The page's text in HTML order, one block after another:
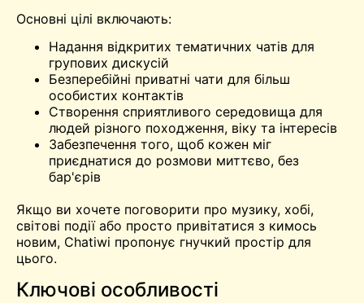
Основні цілі включають:
Надання відкритих тематичних чатів для
групових дискусій
Безперебійні приватні чати для більш
особистих контактів
Створення сприятливого середовища для
людей різного походження, віку та інтересів
Забезпечення того, щоб кожен міг
приєднатися до розмови миттєво, без
бар'єрів
Якщо ви хочете поговорити про музику, хобі,
світові події або просто привітатися з кимось
новим, Chatiwi пропонує гнучкий простір для
цього.
Ключові особливості